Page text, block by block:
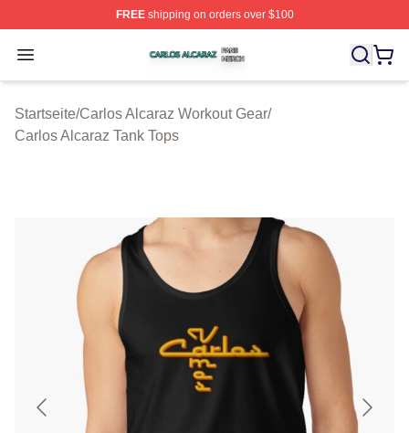
FREEshipping on orders over $100
Open menu
Carlos Alcaraz Shop ⚡️ Officially Licensed Carlos
Startseite/Carlos Alcaraz Workout Gear/
Carlos Alcaraz Tank Tops